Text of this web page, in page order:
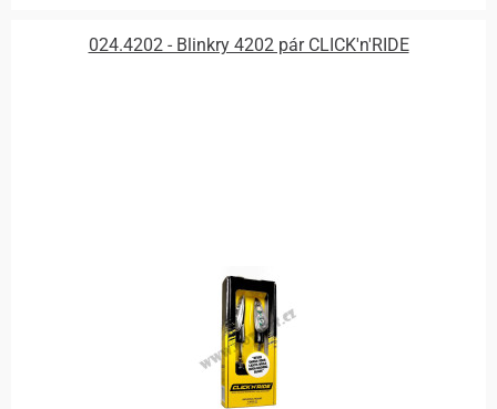
024.4202 - Blinkry 4202 pár CLICK'n'RIDE